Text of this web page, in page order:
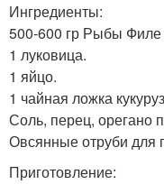
Ингредиенты:
500-600 гр Рыбы Филе
1 луковица.
1 яйцо.
1 чайная ложка
Соль, перец, орегано
Овсянные отруби для
Приготовление: